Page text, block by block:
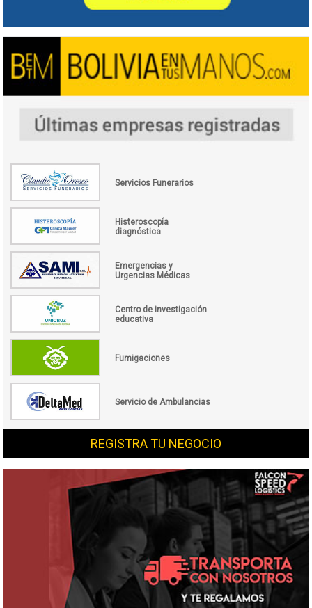
Servicios Funerarios
Histeroscopía
diagnóstica
Emergencias y
Urgencias Médicas
Centro de investigación
educativa
Fumigaciones
Servicio de Ambulancias
REGISTRA TU NEGOCIO